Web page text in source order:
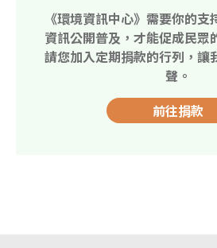
《環境資訊中心》需要你的
資訊公開普及，才能促成民眾
請您加入定期捐款的行列，讓
聲。
前往捐款